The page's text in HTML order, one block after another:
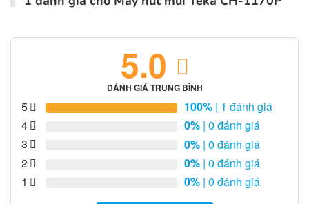
5.0
ĐÁNH GIÁ TRUNG BÌNH
5 100% | 1 đánh giá
4
0% | 0 đánh giá
3
0% | 0 đánh giá
2
0% | 0 đánh giá
1
0% | 0 đánh giá